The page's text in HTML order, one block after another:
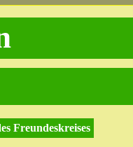
Freundeskreises